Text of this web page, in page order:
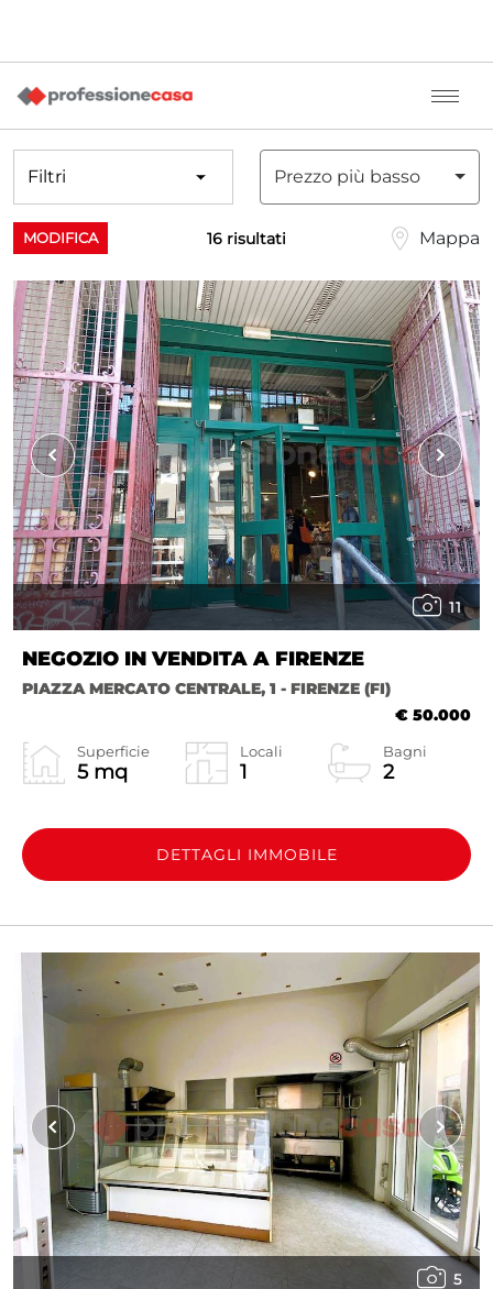
Filtri Prezzo più basso
MODIFICA 16 risultati Mappa
11
NEGOZIO IN VENDITA A FIRENZE
PIAZZA MERCATO CENTRALE, 1 - FIRENZE (FI)
€ 50.000
Superficie
5 mq
Locali
1
Bagni
2
DETTAGLI IMMOBILE
5